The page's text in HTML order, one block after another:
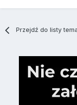
Przejdź do listy